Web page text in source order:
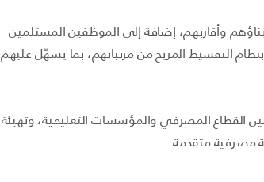
وأقاربهم، إضافة إلى الموظفين المستلمين
التقسيط المريح من مرتباتهم، بما يسهّل عليهم
القطاع المصرفي والمؤسسات التعليمية، وتهيئة
مصرفية متقدمة.